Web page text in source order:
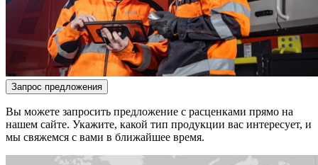
Запрос предложения
Вы можете запросить предложение с расценками прямо на
нашем сайте. Укажите, какой тип продукции вас интересует, и
мы свяжемся с вами в ближайшее время.